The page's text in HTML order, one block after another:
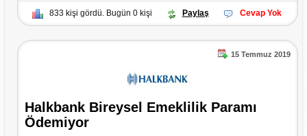
833 kişi gördü. Bugün 0 kişi Paylaş Cevap Yok
15 Temmuz 2019
Halkbank Bireysel Emeklilik Paramı
Ödemiyor